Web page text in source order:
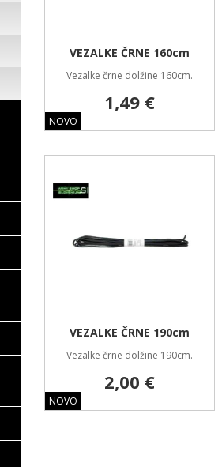
NOVO
VEZALKE ČRNE 160cm
Vezalke črne dolžine 160cm.
1,49 €
NOVO
VEZALKE ČRNE 190cm
Vezalke črne dolžine 190cm.
2,00 €